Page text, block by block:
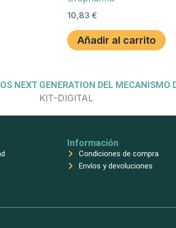
10,83 €
Añadir al carrito
NEXT GENERATION DEL MECANISMO
Información
Condiciones de compra
Envíos y devoluciones